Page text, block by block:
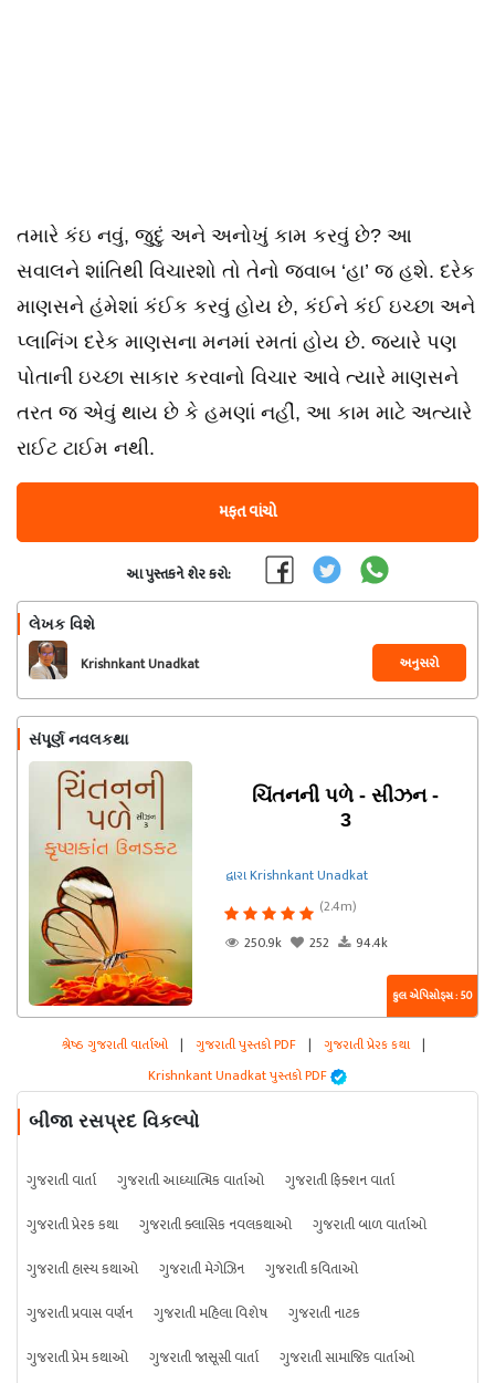
તમારે કંઇ નવું, જુદું અને અનોખું કામ કરવું છે? આ
સવાલને શાંતિથી વિચારશો તો તેનો જવાબ ‘હા’ જ હશે. દરેક
માણસને હંમેશાં કંઈક કરવું હોય છે, કંઈને કંઈ ઇચ્છા અને
પ્લાનિંગ દરેક માણસના મનમાં રમતાં હોય છે. જ્યારે પણ
પોતાની ઇચ્છા સાકાર કરવાનો વિચાર આવે ત્યારે માણસને
તરત જ એવું થાય છે કે હમણાં નહીં, આ કામ માટે અત્યારે
રાઈટ ટાઈમ નથી.
મફત વાંચો
આ પુસ્તકને શેર કરો:
લેખક વિશે
Krishnkant Unadkat અનુસરો
સંપૂર્ણ નવલકથા
ચિંતનની પળે - સીઝન -
3
દ્વારા Krishnkant Unadkat
(2.4m)
250.9k
252 94.4k
કુલ એપિસોડ્સ : 50
શ્રેષ્ઠ ગુજરાતી વાર્તાઓ | ગુજરાતી પુસ્તકો PDF | ગુજરાતી પ્રેરક કથા |
Krishnkant Unadkat પુસ્તકો PDF
બીજા રસપ્રદ વિકલ્પો
ગુજરાતી વાર્તા ગુજરાતી આધ્યાત્મિક વાર્તાઓ
ગુજરાતી ફિક્શન વાર્તા
ગુજરાતી પ્રેરક કથા
ગુજરાતી ક્લાસિક નવલકથાઓ
ગુજરાતી બાળ વાર્તાઓ
ગુજરાતી હાસ્ય કથાઓ
ગુજરાતી મેગેઝિન
ગુજરાતી કવિતાઓ
ગુજરાતી પ્રવાસ વર્ણન
ગુજરાતી મહિલા વિશેષ
ગુજરાતી નાટક
ગુજરાતી પ્રેમ કથાઓ
ગુજરાતી જાસૂસી વાર્તા ગુજરાતી સામાજિક વાર્તાઓ